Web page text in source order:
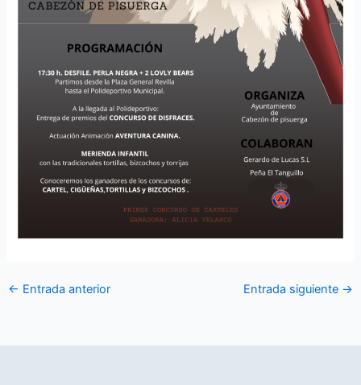
← Entrada anterior Entrada siguiente →